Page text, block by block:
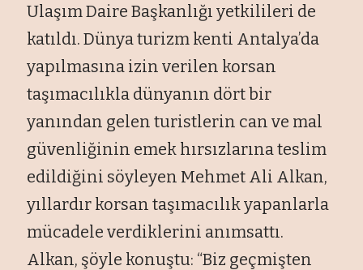
Ulaşım Daire Başkanlığı yetkilileri de
katıldı. Dünya turizm kenti Antalya’da
yapılmasına izin verilen korsan
taşımacılıkla dünyanın dört bir
yanından gelen turistlerin can ve mal
güvenliğinin emek hırsızlarına teslim
edildiğini söyleyen Mehmet Ali Alkan,
yıllardır korsan taşımacılık yapanlarla
mücadele verdiklerini anımsattı.
Alkan, şöyle konuştu: “Biz geçmişten